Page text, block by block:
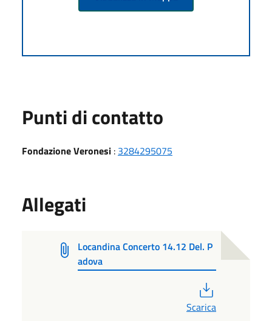
Punti di contatto
Fondazione Veronesi : 3284295075
Allegati
Locandina Concerto 14.12 Del. P
adova
Scarica